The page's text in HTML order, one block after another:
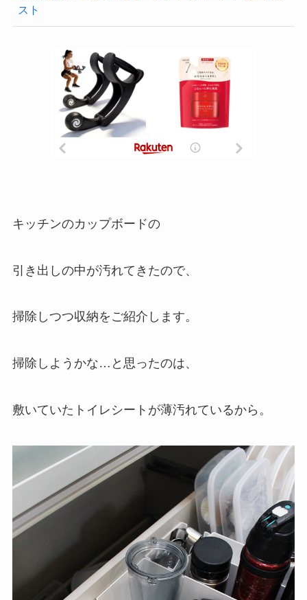
スト
キッチンのカップボードの
引き出しの中が汚れてきたので、
掃除しつつ収納をご紹介します。
掃除しようかな…と思ったのは、
敷いていたトイレシートが薄汚れているから。